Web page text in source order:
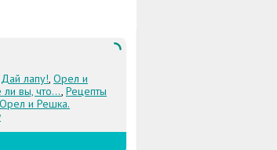
Дай лапу!, Орел и
ли вы, что..., Рецепты
Орел и Решка.